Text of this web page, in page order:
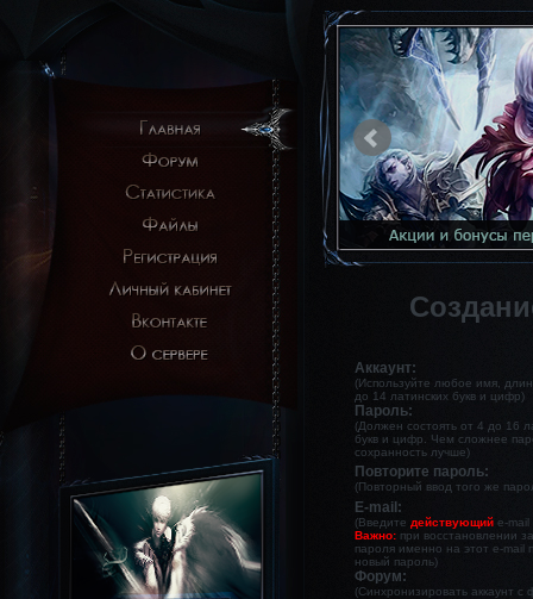
Аккаунт:
(Используйте любое имя,
до 14 латинских букв и цифр)
Пароль:
(Должен состоять от 4 до 16
букв и цифр. Чем сложнее
сохранность лучше)
Повторите пароль:
(Повторный ввод того же
E-mail:
(Введитедействующий e-mail
Важно: при восстановлении
пароля именно на этот e-mail
новый пароль)
Форум:
(Синхронизировать аккаунт с